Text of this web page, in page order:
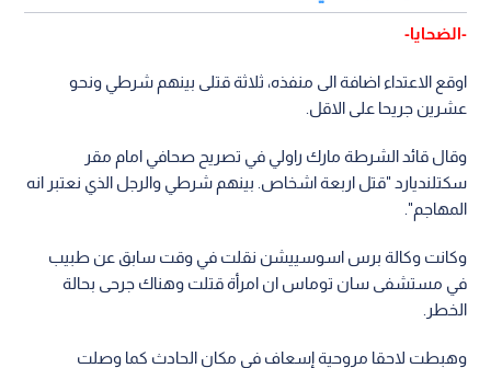
-الضحايا-
اوقع الاعتداء اضافة الى منفذه، ثلاثة قتلى بينهم شرطي ونحو
عشرين جريحا على الاقل.
وقال قائد الشرطة مارك راولي في تصريح صحافي امام مقر
سكتلنديارد "قتل اربعة اشخاص. بينهم شرطي والرجل الذي نعتبر انه
المهاجم".
وكانت وكالة برس اسوسييشن نقلت في وقت سابق عن طبيب
في مستشفى سان توماس ان امرأة قتلت وهناك جرحى بحالة
الخطر.
وهبطت لاحقا مروحية إسعاف في مكان الحادث كما وصلت